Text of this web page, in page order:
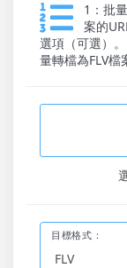
1：批
案的
選項（可選）
量轉檔為FLV檔
目標格式：